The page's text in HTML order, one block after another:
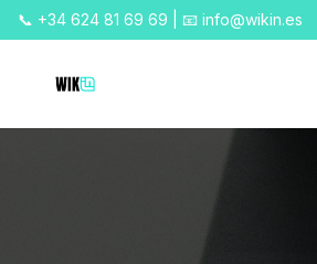
📞 +34 624 81 69 69 | 📧 info@wikin.es